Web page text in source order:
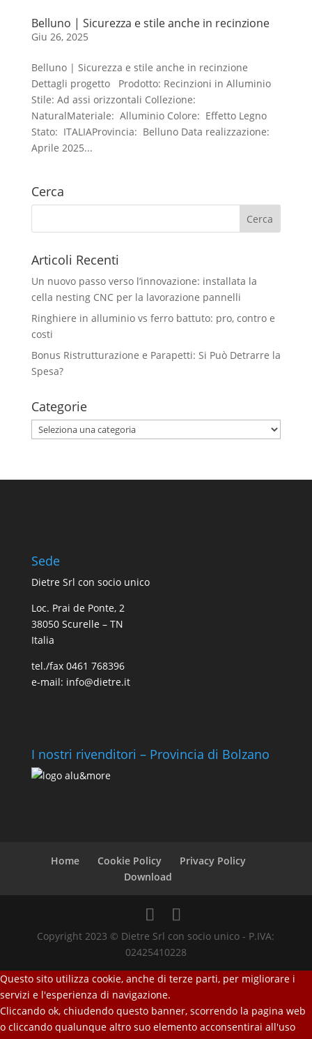
Belluno | Sicurezza e stile anche in recinzione
Giu 26, 2025
Belluno | Sicurezza e stile anche in recinzione
Dettagli progetto Prodotto: Recinzioni in Alluminio
Stile: Ad assi orizzontali Collezione:
NaturalMateriale: Alluminio Colore: Effetto Legno
Stato: ITALIAProvincia: Belluno Data realizzazione:
Aprile 2025...
Cerca
Articoli Recenti
Un nuovo passo verso l’innovazione: installata la
cella nesting CNC per la lavorazione pannelli
Ringhiere in alluminio vs ferro battuto: pro, contro e
costi
Bonus Ristrutturazione e Parapetti: Si Può Detrarre la
Spesa?
Categorie
Categorie
Sede
Dietre Srl con socio unico
Loc. Prai de Ponte, 2
38050 Scurelle – TN
Italia
tel./fax 0461 768396
e-mail: info@dietre.it
I nostri rivenditori – Provincia di Bolzano
Home Cookie Policy
Privacy Policy
Download
Copyright 2023 © Dietre Srl con socio unico - P.IVA:
02425410228
Questo sito utilizza cookie, anche di terze parti, per migliorare i
servizi e l'esperienza di navigazione.
Cliccando ok, chiudendo questo banner, scorrendo la pagina web
o cliccando qualunque altro suo elemento acconsentirai all'uso